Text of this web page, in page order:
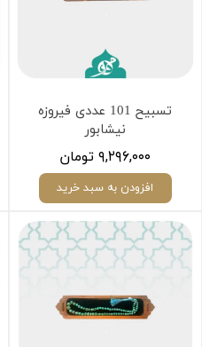
تسبیح 101 عددی فیروزه
نیشابور
۹,۲۹۶,۰۰۰ تومان
افزودن به سبد خرید